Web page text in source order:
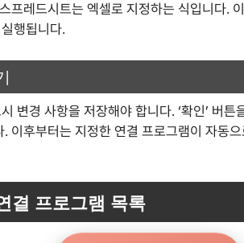
프레드시트는 엑셀로 지정하는 식입니다.
행됩니다.
변경 사항을 저장해야 합니다. ‘확인’ 버
이후부터는 지정한 연결 프로그램이 자동
결 프로그램 목록